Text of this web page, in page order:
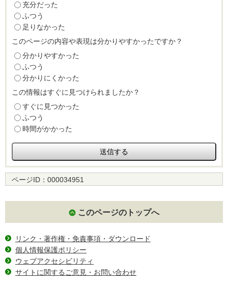
充分だった
ふつう
足りなかった
このページの内容や表現は分かりやすかったですか？
分かりやすかった
ふつう
分かりにくかった
この情報はすぐに見つけられましたか？
すぐに見つかった
ふつう
時間がかかった
ページID： 000034951
このページのトップへ
リンク・著作権・免責事項・ダウンロード
個人情報保護ポリシー
ウェブアクセシビリティ
サイトに関するご意見・お問い合わせ